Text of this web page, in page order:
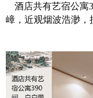
酒店共有艺宿公寓
嶂，近观烟波浩渺，